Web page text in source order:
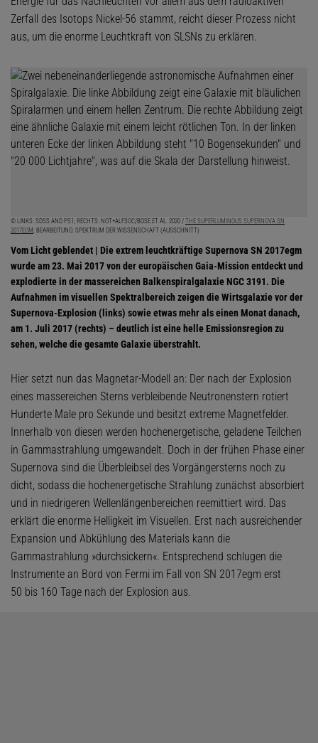
Zerfall des Isotops Nickel-56 stammt, reicht dieser Prozess nicht
aus, um die enorme Leuchtkraft von SLSNs zu erklären.
© LINKS: SDSS AND PS1; RECHTS: NOT+ALFSOC/BOSE ET AL. 2020 / THE SUPERLUMINOUS SUPERNOVA SN
2017EGM; BEARBEITUNG: SPEKTRUM DER WISSENSCHAFT (AUSSCHNITT)
Vom Licht geblendet | Die extrem leuchtkräftige Supernova SN 2017egm
wurde am 23. Mai 2017 von der europäischen Gaia-Mission entdeckt und
explodierte in der massereichen Balkenspiralgalaxie NGC 3191. Die
Aufnahmen im visuellen Spektralbereich zeigen die Wirtsgalaxie vor der
Supernova-Explosion (links) sowie etwas mehr als einen Monat danach,
am 1. Juli 2017 (rechts) – deutlich ist eine helle Emissionsregion zu
sehen, welche die gesamte Galaxie überstrahlt.
Hier setzt nun das Magnetar-Modell an: Der nach der Explosion
eines massereichen Sterns verbleibende Neutronenstern rotiert
Hunderte Male pro Sekunde und besitzt extreme Magnetfelder.
Innerhalb von diesen werden hochenergetische, geladene Teilchen
in Gammastrahlung umgewandelt. Doch in der frühen Phase einer
Supernova sind die Überbleibsel des Vorgängersterns noch zu
dicht, sodass die hochenergetische Strahlung zunächst absorbiert
und in niedrigeren Wellenlängenbereichen reemittiert wird. Das
erklärt die enorme Helligkeit im Visuellen. Erst nach ausreichender
Expansion und Abkühlung des Materials kann die
Gammastrahlung »durchsickern«. Entsprechend schlugen die
Instrumente an Bord von Fermi im Fall von SN 2017egm erst
50 bis 160 Tage nach der Explosion aus.